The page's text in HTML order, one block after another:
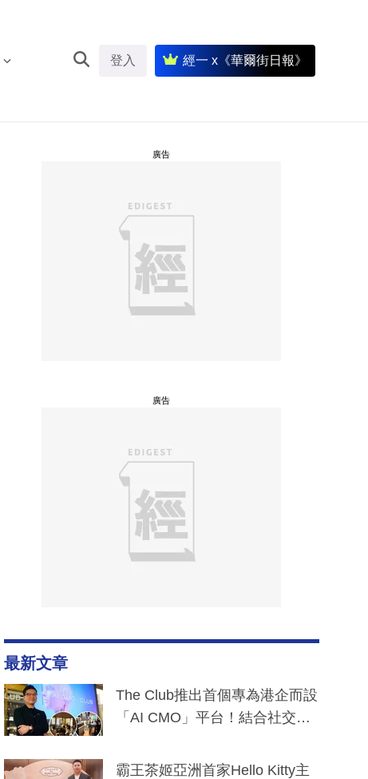
登入 經一 x《華爾街日報》
廣告
廣告
最新文章
The Club推出首個專為港企而設
「AI CMO」平台！結合社交聆
分鐘生成「貼地」宣傳短片
霸王茶姬亞洲首家Hello Kitty主